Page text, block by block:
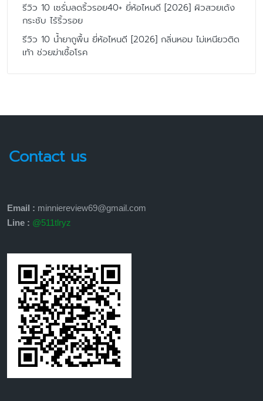
รีวิว 10 เซรั่มลดริ้วรอย40+ ยี่ห้อไหนดี [2026] ผิวสวยเด้ง
กระชับ ไร้ริ้วรอย
รีวิว 10 น้ำยาถูพื้น ยี่ห้อไหนดี [2026] กลิ่นหอม ไม่เหนียวติด
เท้า ช่วยฆ่าเชื้อโรค
Contact us
Email : minniereview69@gmail.com
Line : @511tlryz